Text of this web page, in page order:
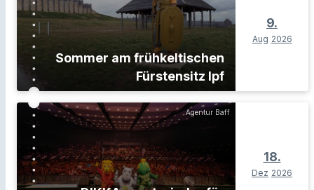
Sommer am frühkeltischen
Fürstensitz Ipf
9.
Aug 2026
Agentur Baff
18.
Dez 2026